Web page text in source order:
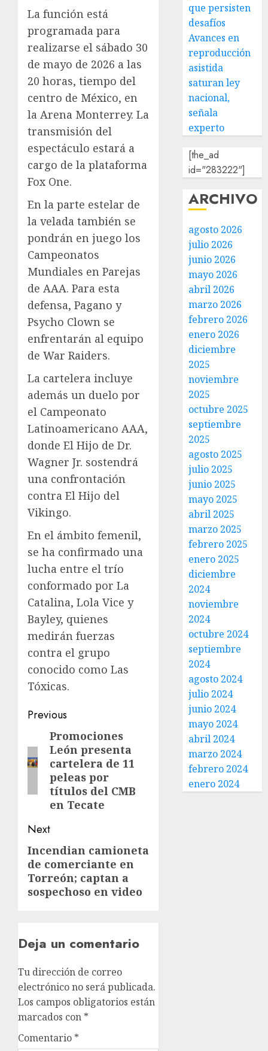
La función está
programada para
realizarse el sábado 30
de mayo de 2026 a las
20 horas, tiempo del
centro de México, en
la Arena Monterrey. La
transmisión del
espectáculo estará a
cargo de la plataforma
Fox One.
En la parte estelar de
la velada también se
pondrán en juego los
Campeonatos
Mundiales en Parejas
de AAA. Para esta
defensa, Pagano y
Psycho Clown se
enfrentarán al equipo
de War Raiders.
La cartelera incluye
además un duelo por
el Campeonato
Latinoamericano AAA,
donde El Hijo de Dr.
Wagner Jr. sostendrá
una confrontación
contra El Hijo del
Vikingo.
En el ámbito femenil,
se ha confirmado una
lucha entre el trío
conformado por La
Catalina, Lola Vice y
Bayley, quienes
medirán fuerzas
contra el grupo
conocido como Las
Tóxicas.
Previous
Promociones
León presenta
cartelera de 11
peleas por
títulos del CMB
en Tecate
Next
Incendian camioneta
de comerciante en
Torreón; captan a
sospechoso en video
Deja un comentario
Tu dirección de correo
electrónico no será publicada.
Los campos obligatorios están
marcados con *
Comentario *
que persisten
desafíos
Avances en
reproducción
asistida
saturan ley
nacional,
señala
experto
[the_ad
id="283222"]
ARCHIVO
agosto 2026
julio 2026
junio 2026
mayo 2026
abril 2026
marzo 2026
febrero 2026
enero 2026
diciembre
2025
noviembre
2025
octubre 2025
septiembre
2025
agosto 2025
julio 2025
junio 2025
mayo 2025
abril 2025
marzo 2025
febrero 2025
enero 2025
diciembre
2024
noviembre
2024
octubre 2024
septiembre
2024
agosto 2024
julio 2024
junio 2024
mayo 2024
abril 2024
marzo 2024
febrero 2024
enero 2024